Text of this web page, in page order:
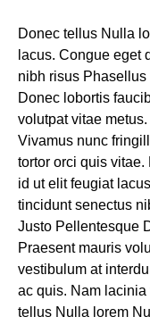
Donec tellus Nulla
lacus. Congue eget
nibh risus
Donec lobortis
volutpat vitae
Vivamus nunc
tortor orci quis
id ut elit feugiat
tincidunt senectus
Justo Pellentesque
Praesent mauris
vestibulum at
ac quis. Nam
tellus Nulla lorem